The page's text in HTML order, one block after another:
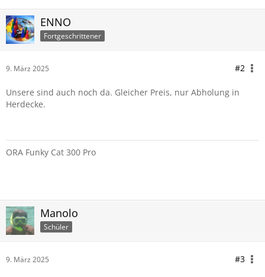
ENNO
Fortgeschrittener
9. März 2025 #2
Unsere sind auch noch da. Gleicher Preis, nur Abholung in
Herdecke.
ORA Funky Cat 300 Pro
Manolo
Schüler
9. März 2025 #3